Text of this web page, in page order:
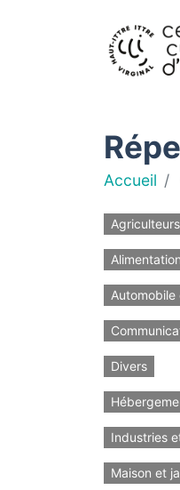
Accueil
Agriculteurs
Alimentation
Divers
Industries
Maison et